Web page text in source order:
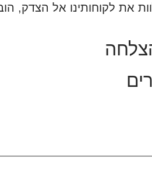
את לקוחותינו אל הצדק,